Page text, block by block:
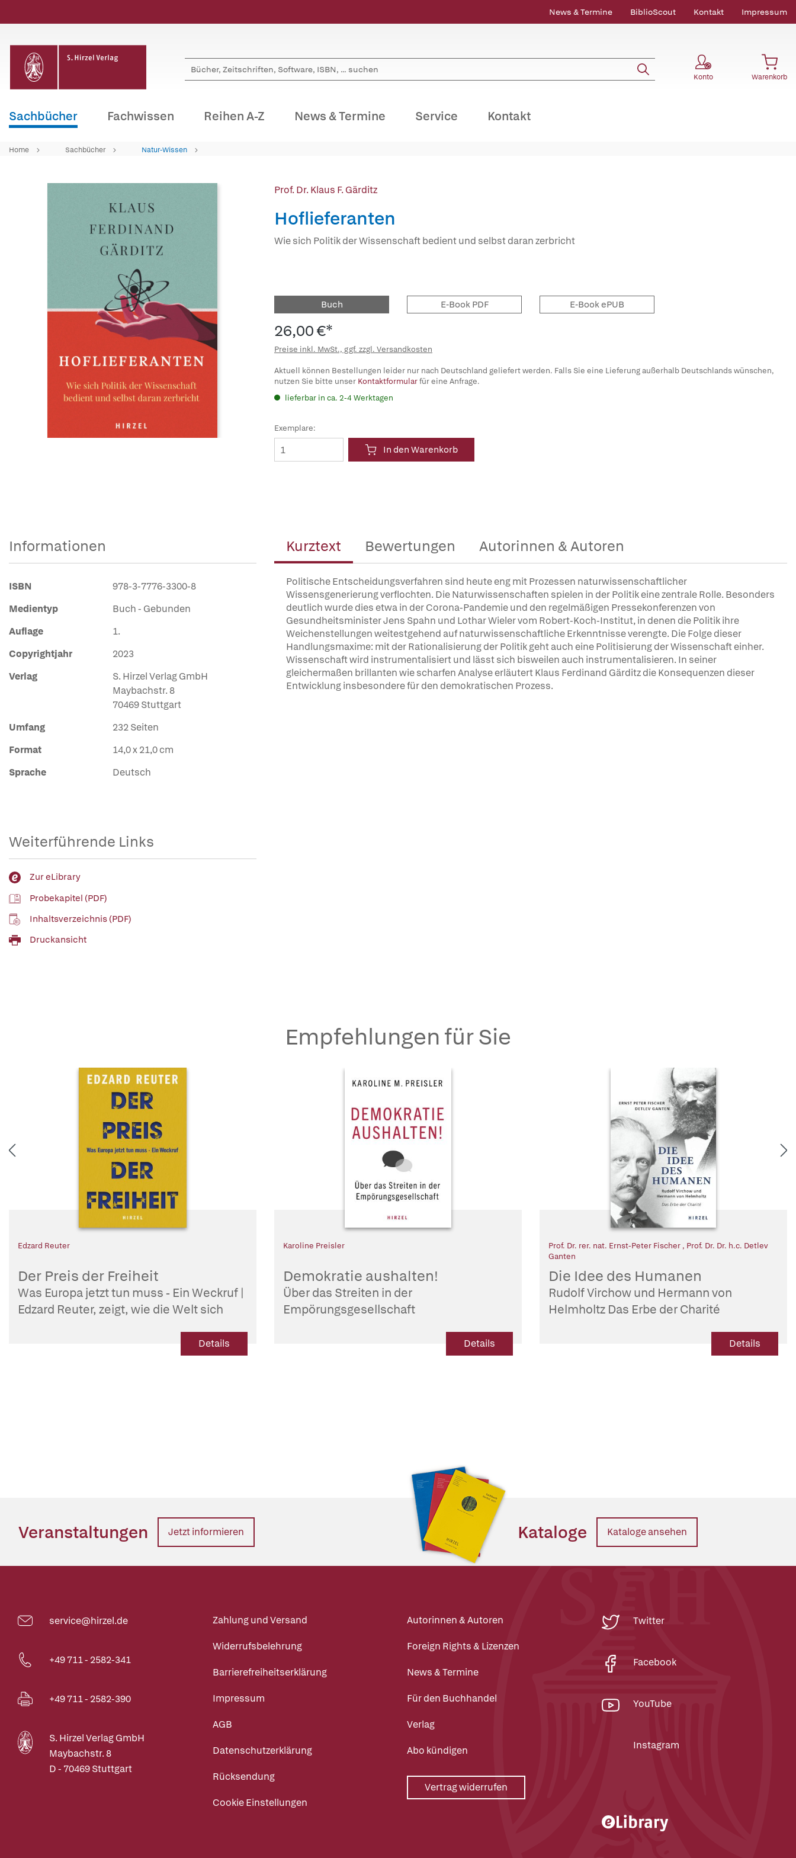
News & Termine BiblioScout Kontakt Impressum
Konto Warenkorb
Sachbücher Fachwissen Reihen A-Z News & Termine Service Kontakt
Home Sachbücher Natur-Wissen
Prof. Dr. Klaus F. Gärditz
Hoflieferanten
Wie sich Politik der Wissenschaft bedient und selbst daran zerbricht
Buch E-Book PDF E-Book ePUB
26,00 €*
Preise inkl. MwSt., ggf. zzgl. Versandkosten
Aktuell können Bestellungen leider nur nach Deutschland geliefert werden. Falls Sie eine Lieferung außerhalb Deutschlands wünschen,
nutzen Sie bitte unser Kontaktformularfür eine Anfrage.
lieferbar in ca. 2-4 Werktagen
Exemplare:
In den Warenkorb
Kurztext Bewertungen Autorinnen & Autoren
Politische Entscheidungsverfahren sind heute eng mit Prozessen naturwissenschaftlicher
Wissensgenerierung verflochten. Die Naturwissenschaften spielen in der Politik eine zentrale Rolle. Besonders
deutlich wurde dies etwa in der Corona-Pandemie und den regelmäßigen Pressekonferenzen von
Gesundheitsminister Jens Spahn und Lothar Wieler vom Robert-Koch-Institut, in denen die Politik ihre
Weichenstellungen weitestgehend auf naturwissenschaftliche Erkenntnisse verengte. Die Folge dieser
Handlungsmaxime: mit der Rationalisierung der Politik geht auch eine Politisierung der Wissenschaft einher.
Wissenschaft wird instrumentalisiert und lässt sich bisweilen auch instrumentalisieren. In seiner
gleichermaßen brillanten wie scharfen Analyse erläutert Klaus Ferdinand Gärditz die Konsequenzen dieser
Entwicklung insbesondere für den demokratischen Prozess.
Informationen
ISBN
978-3-7776-3300-8
Medientyp
Buch - Gebunden
Auflage
1.
Copyrightjahr
2023
Verlag
S. Hirzel Verlag GmbH
Maybachstr. 8
70469 Stuttgart
Umfang
232 Seiten
Format
14,0 x 21,0 cm
Sprache
Deutsch
Weiterführende Links
Zur eLibrary
Probekapitel (PDF)
Inhaltsverzeichnis (PDF)
Druckansicht
Empfehlungen für Sie
Edzard Reuter
Der Preis der Freiheit
Was Europa jetzt tun muss - Ein Weckruf |
Edzard Reuter, zeigt, wie die Welt sich
Nahe Osten, Russland, die USA undDetails
Karoline Preisler
Demokratie aushalten!
Über das Streiten in der
Empörungsgesellschaft
Details
Prof. Dr. rer. nat. Ernst-Peter Fischer , Prof. Dr. Dr. h.c. Detlev
Ganten
Die Idee des Humanen
Rudolf Virchow und Hermann von
Helmholtz Das Erbe der Charité
Details
Veranstaltungen Jetzt informieren Kataloge Kataloge ansehen
service@hirzel.de
+49 711 - 2582-341
+49 711 - 2582-390
S. Hirzel Verlag GmbH
Maybachstr. 8
D - 70469 Stuttgart
Zahlung und Versand
Widerrufsbelehrung
Barrierefreiheitserklärung
Impressum
AGB
Datenschutzerklärung
Rücksendung
Cookie Einstellungen
Autorinnen & Autoren
Foreign Rights & Lizenzen
News & Termine
Für den Buchhandel
Verlag
Abo kündigen
Vertrag widerrufen
Twitter
Facebook
YouTube
Instagram